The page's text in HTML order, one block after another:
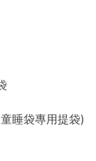
睡袋專用提袋)